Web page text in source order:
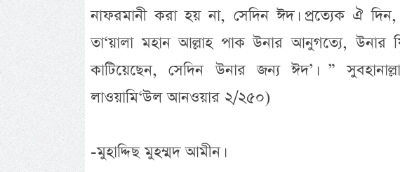
নাফরমানী করা হয় না, সেদিন ঈদ। প্রত্যেক ঐ
তা‘য়ালা মহান আল্লাহ পাক উনার আনুগত্যে, উনার
কাটিয়েছেন, সেদিন উনার জন্য ঈদ’। ”
লাওয়ামি‘উল আনওয়ার ২/২৫০)
-মুহাদ্দিছ মুহম্মদ আমীন।